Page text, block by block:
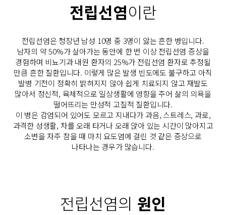
전립선염이란
전립선염은 청장년 남성 10명 중 3명이 앓는 흔한 병입니다.
남자의 약 50%가 살아가는 동안에 한 번 이상 전립선염 증상을
경험하며 비뇨기과 내원 환자의 25%가 전립선염 환자로 추정될
만큼 흔한 질환입니다. 이렇게 많은 발생 빈도에도 불구하고 아직
발병 기전이 정확히 밝혀지지 않아 쉽게 치료되지 않고 재발도
많아서 정신적, 육체적으로 일상생활에 영향을 주어 삶의 의욕을
떨어뜨리는 만성적 고질적 질환입니다.
이 병은 감염되어 있어도 모르고 지내다가 과음, 스트레스, 과로,
과격한 성생활, 차를 오래 타거나오래 앉아 있는 시간이 많아지고
소변을 자주 참을 때 마치 요도염에 걸린 것 같은 증상으로
나타나는 경우가 많습니다.
전립선염의 원인